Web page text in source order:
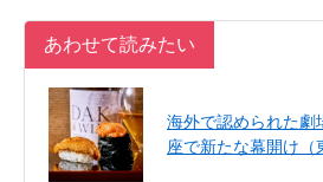
あわせて読みたい
海外で認められた劇
座で新たな幕開け（